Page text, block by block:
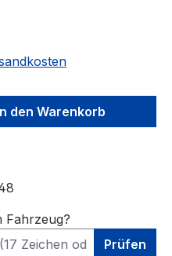
den
den Warenkorb
Fahrzeug?
Prüfen